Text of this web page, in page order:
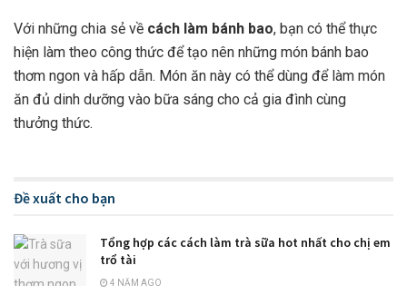
Với những chia sẻ về cách làm bánh bao, bạn có thể thực
hiện làm theo công thức để tạo nên những món bánh bao
thơm ngon và hấp dẫn. Món ăn này có thể dùng để làm món
ăn đủ dinh dưỡng vào bữa sáng cho cả gia đình cùng
thưởng thức.
Đề xuất cho bạn
Tổng hợp các cách làm trà sữa hot nhất cho chị em
trổ tài
4 NĂM AGO